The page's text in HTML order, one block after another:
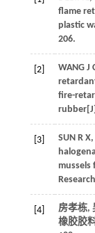
flame
plastic
206.
[2] WANG J
fire-
[3] SUN R X,
mussels
Research
[4]
房孝栋,
橡胶胶